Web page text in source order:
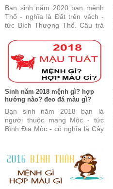
Bạn sinh năm 2020 bạn mệnh
Thổ - nghĩa là Đất trên vách -
tức Bích Thượng Thổ. Câu trả
đủ và chưa hoàn ...
Sinh năm 2018 mệnh gì? hợp
hướng nào? đeo đá màu gì?
Bạn sinh năm 2018 bạn là
người thuộc mạng Mộc - tức
Bình Địa Mộc - có nghĩa là Cây